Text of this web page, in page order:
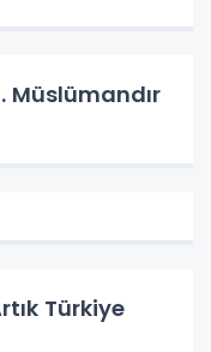
Müslümandır
Türkiye